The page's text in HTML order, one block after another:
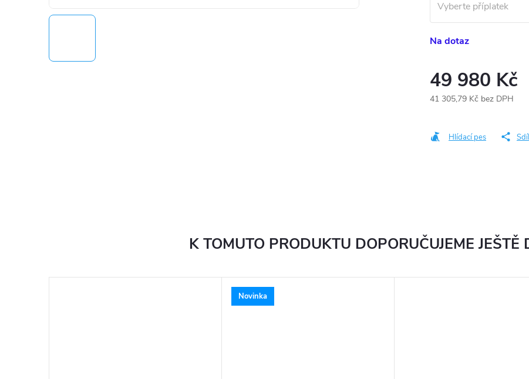
Na dotaz
49 980 Kč
41 305,79 Kč bez DPH
Hlídací pes
K TOMUTO PRODUKTU DOPORUČUJEME JEŠTĚ
Novinka